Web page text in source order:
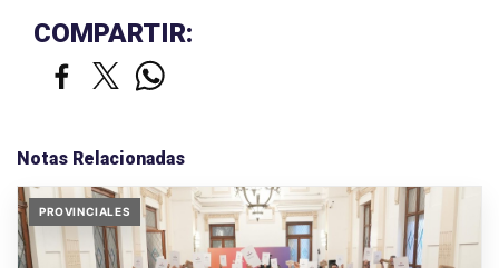
COMPARTIR:
Notas Relacionadas
PROVINCIALES